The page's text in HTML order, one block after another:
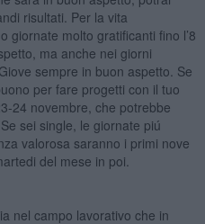
risultati. Per la vita
giornate molto gratificanti fino l’8
ma anche nei giorni
sempre in buon aspetto. Se
per fare progetti con il tuo
24 novembre, che potrebbe
sei single, le giornate piú
valorosa saranno i primi nove
del mese in poi.
nel campo lavorativo che in